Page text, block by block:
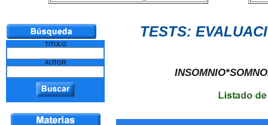
TITULO
AUTOR
TESTS: